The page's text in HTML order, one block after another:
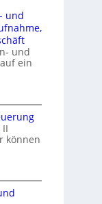
und
und
ein
können